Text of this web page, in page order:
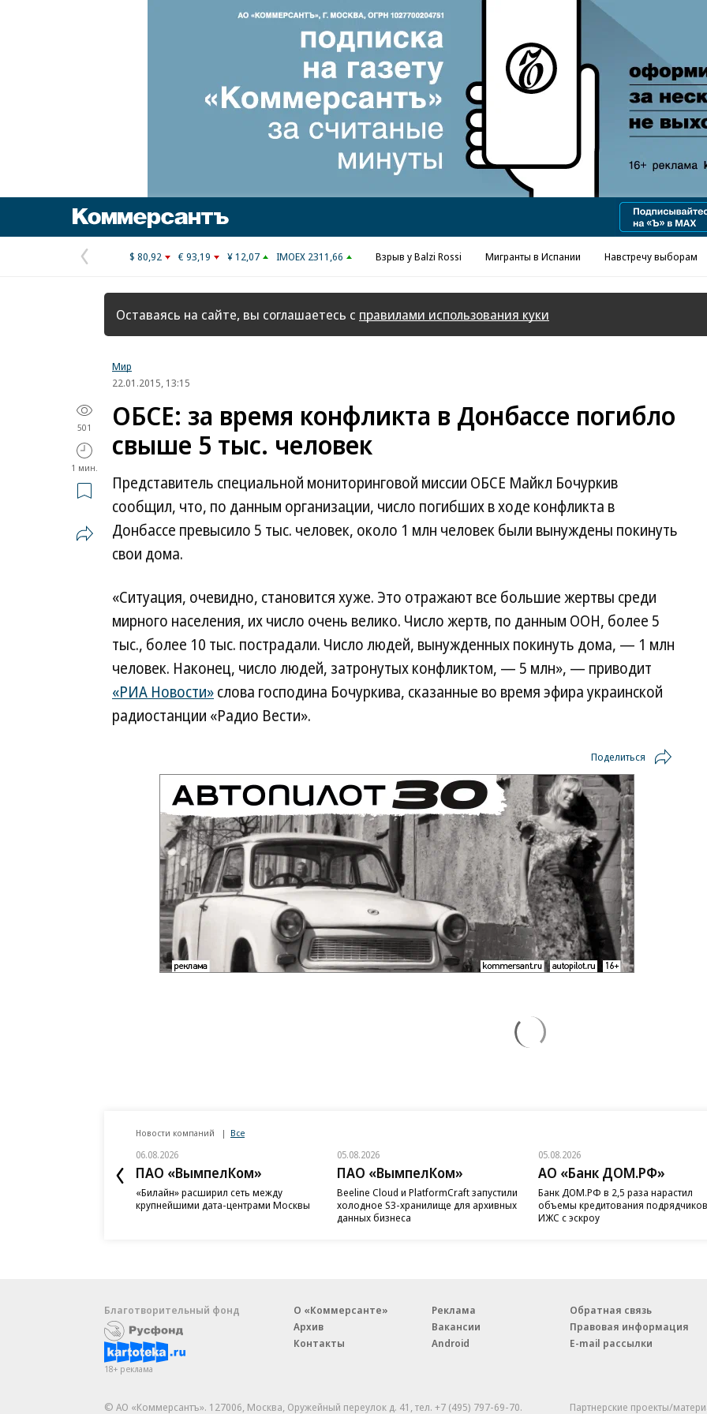
Реклама в «Ъ» www.kommersant.ru/ad
Предыдущая
страница
$ 80,92 € 93,19 ¥ 12,07 IMOEX 2311,66 Взрыв у Balzi Rossi Мигранты в Испании Навстречу выборам
Оставаясь на сайте, вы соглашаетесь с правилами использования куки
Мир
22.01.2015, 13:15
501
1 мин.
ОБСЕ: за время конфликта в Донбассе погибло
свыше 5 тыс. человек
Представитель специальной мониторинговой миссии ОБСЕ Майкл Бочуркив
сообщил, что, по данным организации, число погибших в ходе конфликта в
Донбассе превысило 5 тыс. человек, около 1 млн человек были вынуждены покинуть
свои дома.
«Ситуация, очевидно, становится хуже. Это отражают все большие жертвы среди
мирного населения, их число очень велико. Число жертв, по данным ООН, более 5
тыс., более 10 тыс. пострадали. Число людей, вынужденных покинуть дома, — 1 млн
человек. Наконец, число людей, затронутых конфликтом, — 5 млн», — приводит
«РИА Новости»слова господина Бочуркива, сказанные во время эфира украинской
радиостанции «Радио Вести».
Поделиться
Новости компаний Все
06.08.2026
ПАО «ВымпелКом»
«Билайн» расширил сеть между
крупнейшими дата-центрами Москвы
05.08.2026
ПАО «ВымпелКом»
Beeline Cloud и PlatformCraft запустили
холодное S3-хранилище для архивных
данных бизнеса
05.08.2026
АО «Банк ДОМ.РФ»
Банк ДОМ.РФ в 2,5 раза нарастил
объемы кредитования подрядчиков
ИЖС с эскроу
Благотворительный фонд
18+ реклама
О «Коммерсанте»
Архив
Контакты
Реклама
Вакансии
Android
Обратная связь
Правовая информация
E-mail рассылки
© АО «Коммерсантъ». 127006, Москва, Оружейный переулок д. 41,тел. +7 (495) 797-69-70. Партнерские проекты/